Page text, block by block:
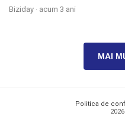
Biziday · acum 3 ani
MAI
Politica de